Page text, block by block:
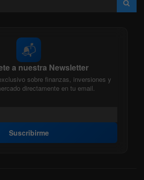
📬
a nuestra Newsletter
sobre finanzas, inversiones y
directamente en tu email.
Suscribirme